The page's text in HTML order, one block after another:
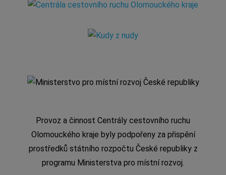
Provoz a činnost Centrály cestovního ruchu
Olomouckého kraje byly podpořeny za přispění
prostředků státního rozpočtu České republiky z
programu Ministerstva pro místní rozvoj.